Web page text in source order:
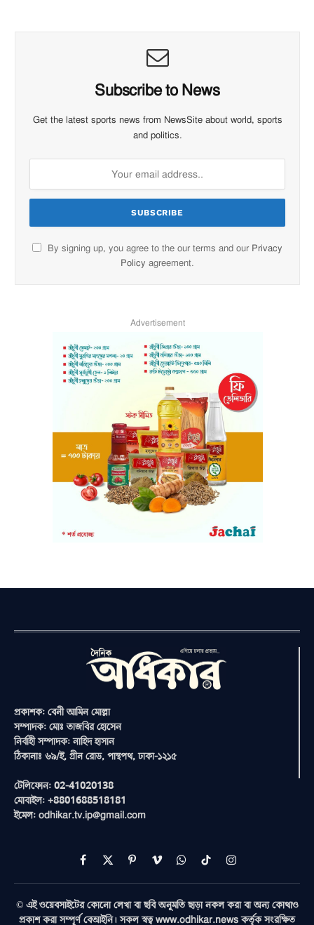
Subscribe to News
Get the latest sports news from NewsSite about world, sports
and politics.
By signing up, you agree to the our terms and our Privacy
Policy agreement.
Advertisement
প্রকাশক: বেনী আমিন মোল্লা
সম্পাদক: মোঃ তাজবির হোসেন
নির্বাহী সম্পাদক: নাহিদ হাসান
ঠিকানাঃ ৬৯/ই, গ্রীন রোড, পান্থপথ, ঢাকা-১২১৫
টেলিফোন: 02-41020138
মোবাইল: +8801688518181
ইমেল: odhikar.tv.ip@gmail.com
Facebook
X
(Twitter)
PinterestVimeoWhatsAppTikTokInstagram
© এই ওয়েবসাইটের কোনো লেখা বা ছবি অনুমতি ছাড়া নকল করা বা অন্য কোথাও
প্রকাশ করা সম্পূর্ণ বেআইনি। সকল স্বত্ব www.odhikar.news কর্তৃক সংরক্ষিত